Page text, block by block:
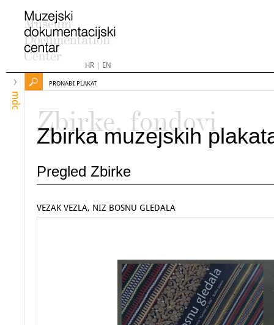
HR| EN
mdc
PRONAĐI PLAKAT
Zbirke, fondovi
Zbirka muzejskih
Pregled Zbirke
VEZAK VEZLA, NIZ BOSNU GLEDALA